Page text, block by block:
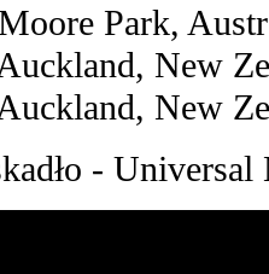
Park,
New
New
-